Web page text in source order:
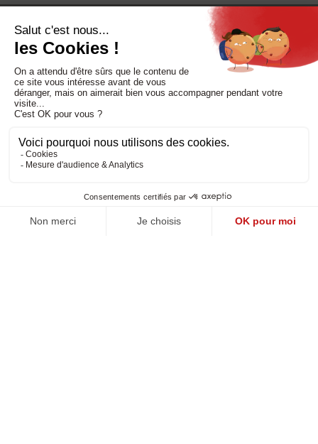
Politique de confidentialité- Mentions légales